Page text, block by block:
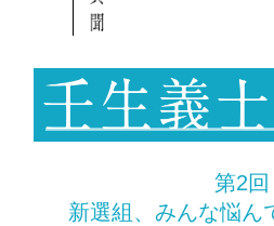
第2回
新選組、みんな悩ん